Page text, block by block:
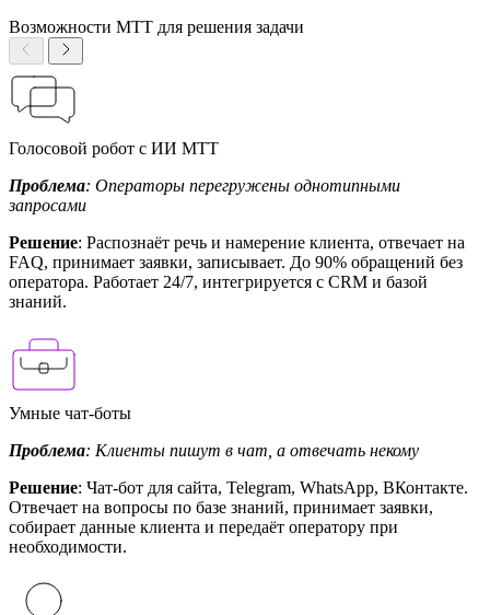
Возможности МТТ для решения задачи
Голосовой робот с ИИ МТТ
Проблема: Операторы перегружены однотипными
запросами
Решение: Распознаёт речь и намерение клиента, отвечает на
FAQ, принимает заявки, записывает. До 90% обращений без
оператора. Работает 24/7, интегрируется с CRM и базой
знаний.
Умные чат-боты
Проблема: Клиенты пишут в чат, а отвечать некому
Решение: Чат-бот для сайта, Telegram, WhatsApp, ВКонтакте.
Отвечает на вопросы по базе знаний, принимает заявки,
собирает данные клиента и передаёт оператору при
необходимости.